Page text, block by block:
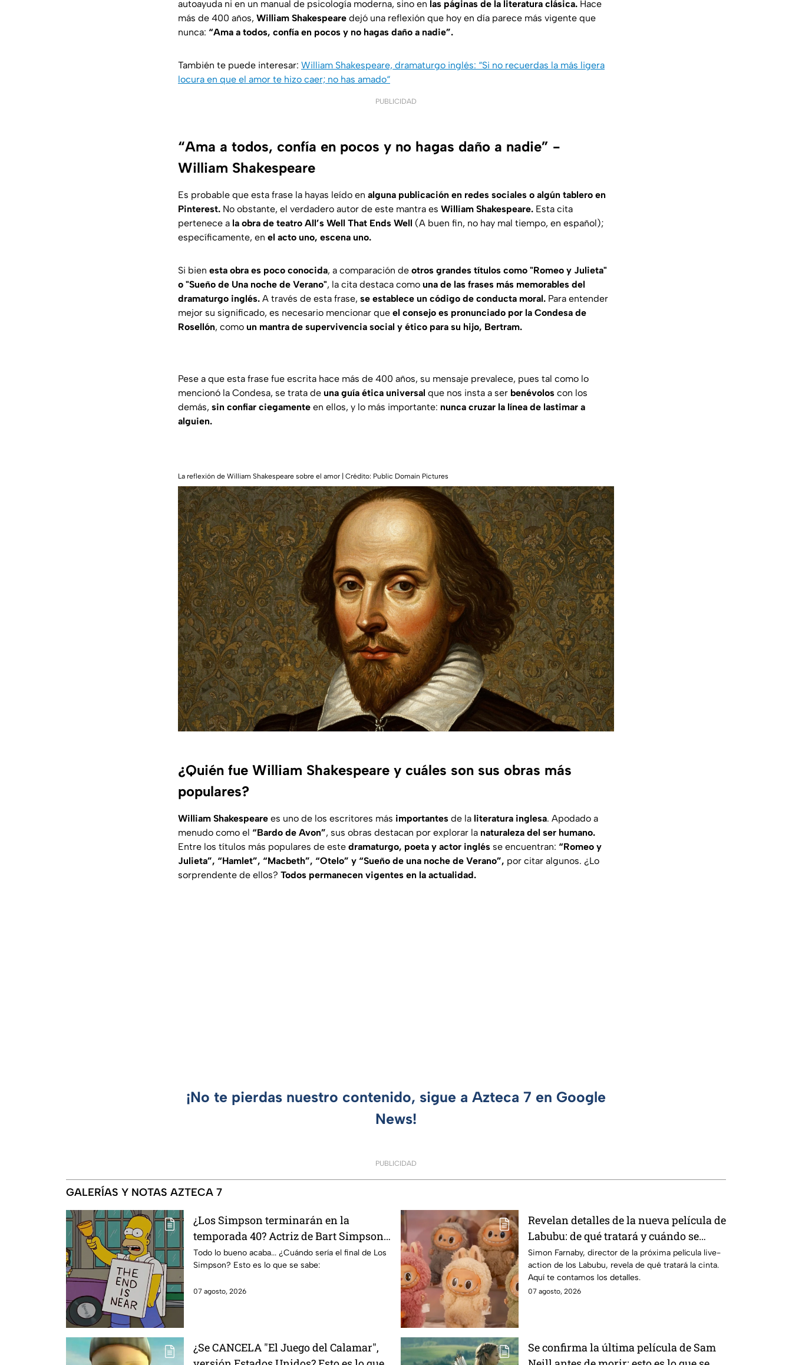
autoayuda ni en un manual de psicología moderna, sino en las páginas de la literatura clásica. Hace
más de 400 años, William Shakespeare dejó una reflexión que hoy en día parece más vigente que
nunca: “Ama a todos, confía en pocos y no hagas daño a nadie”.
También te puede interesar: William Shakespeare, dramaturgo inglés: “Si no recuerdas la más ligera
locura en que el amor te hizo caer; no has amado“
PUBLICIDAD
“Ama a todos, confía en pocos y no hagas daño a nadie” -
William Shakespeare
Es probable que esta frase la hayas leído en alguna publicación en redes sociales o algún tablero en
Pinterest. No obstante, el verdadero autor de este mantra es William Shakespeare. Esta cita
pertenece a la obra de teatro All’s Well That Ends Well (A buen fin, no hay mal tiempo, en español);
específicamente, en el acto uno, escena uno.
Si bien esta obra es poco conocida, a comparación de otros grandes títulos como "Romeo y Julieta"
o "Sueño de Una noche de Verano", la cita destaca como una de las frases más memorables del
dramaturgo inglés. A través de esta frase, se establece un código de conducta moral. Para entender
mejor su significado, es necesario mencionar que el consejo es pronunciado por la Condesa de
Rosellón, como un mantra de supervivencia social y ético para su hijo, Bertram.
Pese a que esta frase fue escrita hace más de 400 años, su mensaje prevalece, pues tal como lo
mencionó la Condesa, se trata de una guía ética universal que nos insta a ser benévolos con los
demás, sin confiar ciegamente en ellos, y lo más importante: nunca cruzar la línea de lastimar a
alguien.
La reflexión de William Shakespeare sobre el amor | Crédito: Public Domain Pictures
¿Quién fue William Shakespeare y cuáles son sus obras más
populares?
William Shakespeare es uno de los escritores más importantes de la literatura inglesa. Apodado a
menudo como el “Bardo de Avon”, sus obras destacan por explorar la naturaleza del ser humano.
Entre los títulos más populares de este dramaturgo, poeta y actor inglés se encuentran: “Romeo y
Julieta”, “Hamlet”, “Macbeth”, “Otelo” y “Sueño de una noche de Verano”, por citar algunos. ¿Lo
sorprendente de ellos? Todos permanecen vigentes en la actualidad.
¡No te pierdas nuestro contenido, sigue a Azteca 7 en Google
News!
PUBLICIDAD
GALERÍAS Y NOTAS AZTECA 7
¿Los Simpson terminarán en la
temporada 40? Actriz de Bart Simpson
da IMPACTANTE declaración
Todo lo bueno acaba... ¿Cuándo sería el final de Los
Simpson? Esto es lo que se sabe:
07 agosto, 2026
Revelan detalles de la nueva película de
Labubu: de qué tratará y cuándo se
estrena
Simon Farnaby, director de la próxima película live-
action de los Labubu, revela de qué tratará la cinta.
Aquí te contamos los detalles.
07 agosto, 2026
¿Se CANCELA "El Juego del Calamar",
Se confirma la última película de Sam